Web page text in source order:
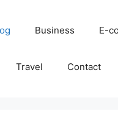
Business E-
Travel Contact